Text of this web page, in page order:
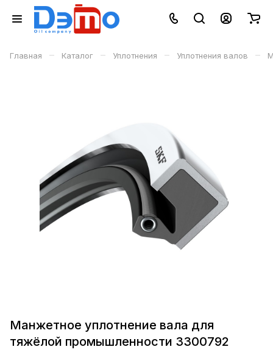
Главная – Каталог – Уплотнения – Уплотнения валов –
Манжетное уплотнение вала для
тяжёлой промышленности 3300792